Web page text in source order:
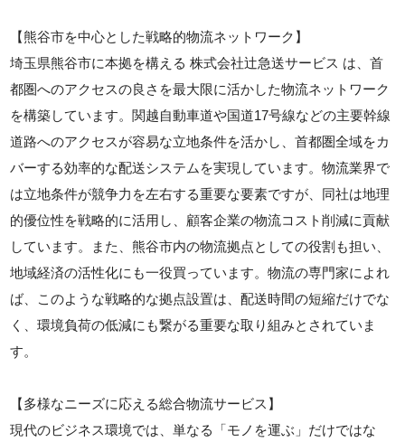
【熊谷市を中心とした戦略的物流ネットワーク】
埼玉県熊谷市に本拠を構える 株式会社辻急送サービス は、首
都圏へのアクセスの良さを最大限に活かした物流ネットワーク
を構築しています。関越自動車道や国道17号線などの主要幹線
道路へのアクセスが容易な立地条件を活かし、首都圏全域をカ
バーする効率的な配送システムを実現しています。物流業界で
は立地条件が競争力を左右する重要な要素ですが、同社は地理
的優位性を戦略的に活用し、顧客企業の物流コスト削減に貢献
しています。また、熊谷市内の物流拠点としての役割も担い、
地域経済の活性化にも一役買っています。物流の専門家によれ
ば、このような戦略的な拠点設置は、配送時間の短縮だけでな
く、環境負荷の低減にも繋がる重要な取り組みとされていま
す。
【多様なニーズに応える総合物流サービス】
現代のビジネス環境では、単なる「モノを運ぶ」だけではな